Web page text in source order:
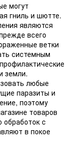
могут
гниль и шютте.
являются
всего
ветки
системным
земли.
любые
паразиты и
поэтому
товаров
обработок с
в покое